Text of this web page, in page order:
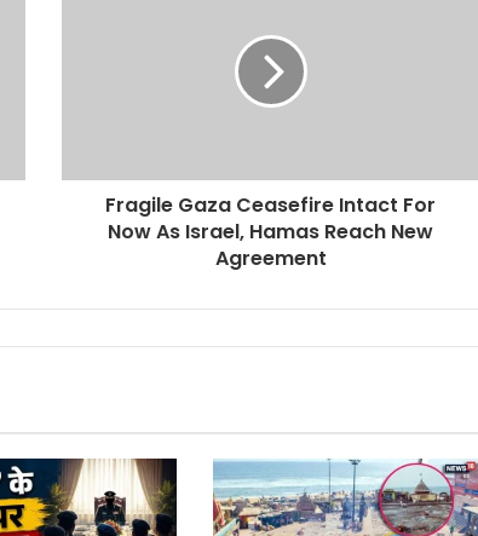
Fragile Gaza Ceasefire Intact For
Now As Israel, Hamas Reach New
Agreement